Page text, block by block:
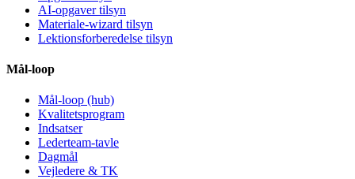
AI-opgaver tilsyn
Materiale-wizard tilsyn
Lektionsforberedelse tilsyn
Mål-loop
Mål-loop (hub)
Kvalitetsprogram
Indsatser
Lederteam-tavle
Dagmål
Vejledere & TK